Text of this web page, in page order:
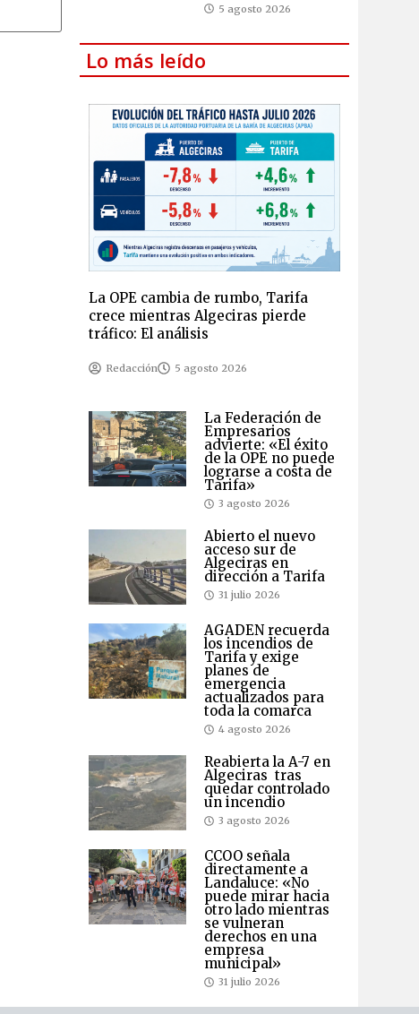
5 agosto 2026
Lo más leído
La OPE cambia de rumbo, Tarifa
crece mientras Algeciras pierde
tráfico: El análisis
Redacción 5 agosto 2026
La Federación de
Empresarios
advierte: «El éxito
de la OPE no puede
lograrse a costa de
Tarifa»
3 agosto 2026
Abierto el nuevo
acceso sur de
Algeciras en
dirección a Tarifa
31 julio 2026
AGADEN recuerda
los incendios de
Tarifa y exige
planes de
emergencia
actualizados para
toda la comarca
4 agosto 2026
Reabierta la A-7 en
Algeciras tras
quedar controlado
un incendio
3 agosto 2026
CCOO señala
directamente a
Landaluce: «No
puede mirar hacia
otro lado mientras
se vulneran
derechos en una
empresa
municipal»
31 julio 2026